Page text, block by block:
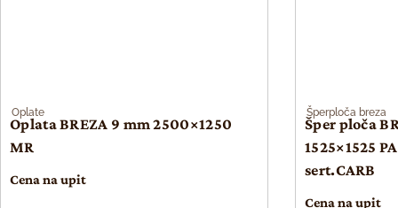
Oplate
Oplata BREZA 9 mm 2500×1250
MR
Cena na upit
Šperploča breza
Šper ploča
1525×1525
sert.CARB
Cena na upit